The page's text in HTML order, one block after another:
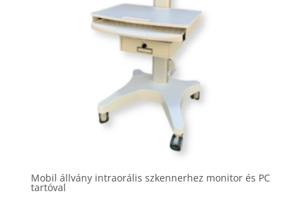
Mobil állvány intraorális szkennerhez monitor és PC
tartóval